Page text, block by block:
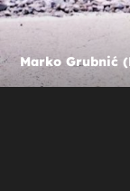
Marko Grubnić